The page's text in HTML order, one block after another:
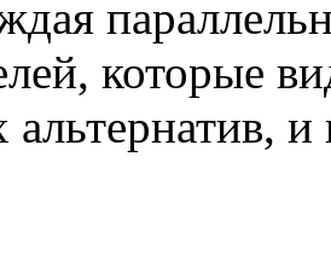
которые
альтернатив,